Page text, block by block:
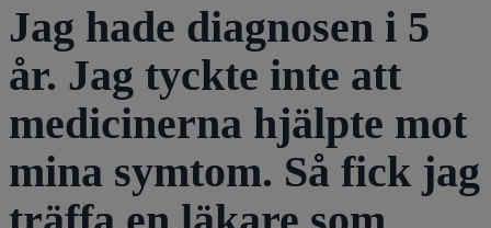
Jag hade diagnosen i 5
år. Jag tyckte inte att
medicinerna hjälpte mot
mina symtom. Så fick jag